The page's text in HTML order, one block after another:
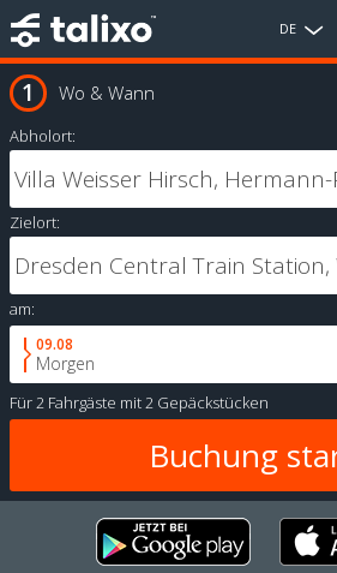
DE
Wo & Wann
Abholort:
Zielort:
am:
09.08
Morgen
Für2 Fahrgäste mit2 Gepäckstücken